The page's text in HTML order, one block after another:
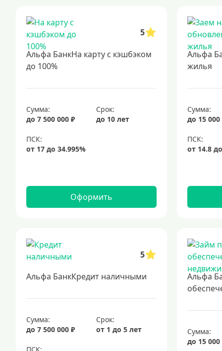
5
Альфа БанкНа карту с кэшбэком
до 100%
Сумма:
до 7 500 000 ₽
Срок:
до 10 лет
Оформить
Альфа
жилья
Сумма:
до 15 000
5
Альфа БанкКредит наличными
Сумма:
до 7 500 000 ₽
Срок:
от 1 до 5 лет
Альфа
Сумма:
до 15 000